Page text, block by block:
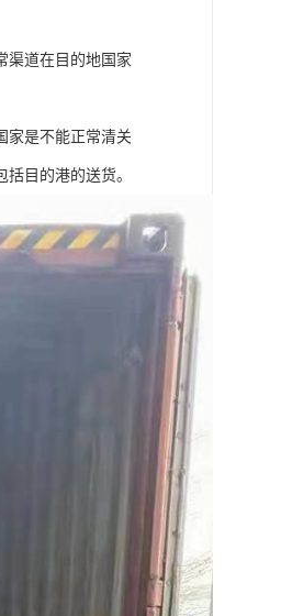
渠道在目的地国家
家是不能正常清关
目的港的送货。